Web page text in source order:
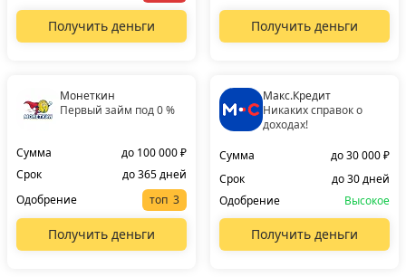
Получить деньги Получить деньги
Монеткин
Первый займ под 0 %
Сумма
до 100 000 ₽
Срок
до 365 дней
Одобрение
топ
Получить деньги
Макс.Кредит
Никаких справок о
доходах!
Сумма
до 30 000 ₽
Срок
до 30 дней
Одобрение
Высокое
Получить деньги